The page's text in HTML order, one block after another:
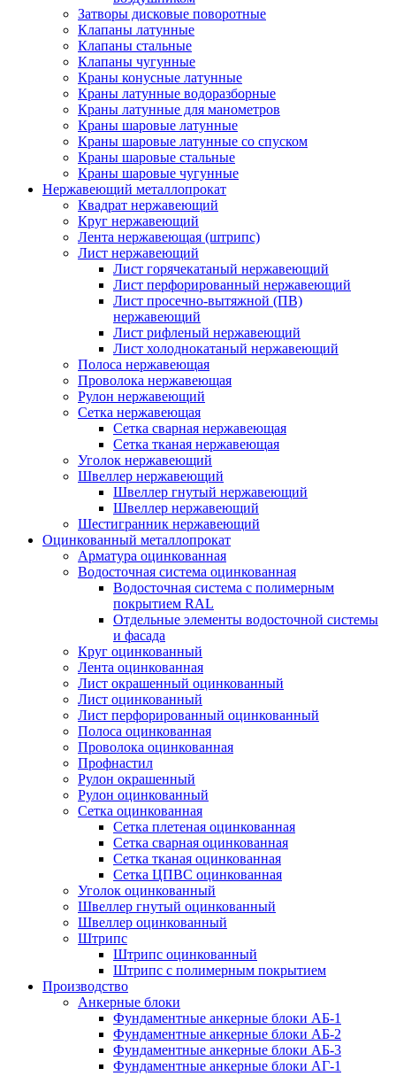
Затворы дисковые поворотные
Клапаны латунные
Клапаны стальные
Клапаны чугунные
Краны конусные латунные
Краны латунные водоразборные
Краны латунные для манометров
Краны шаровые латунные
Краны шаровые латунные со спуском
Краны шаровые стальные
Краны шаровые чугунные
Нержавеющий металлопрокат
Квадрат нержавеющий
Круг нержавеющий
Лента нержавеющая (штрипс)
Лист нержавеющий
Лист горячекатаный нержавеющий
Лист перфорированный нержавеющий
Лист просечно-вытяжной (ПВ)
нержавеющий
Лист рифленый нержавеющий
Лист холоднокатаный нержавеющий
Полоса нержавеющая
Проволока нержавеющая
Рулон нержавеющий
Сетка нержавеющая
Сетка сварная нержавеющая
Сетка тканая нержавеющая
Уголок нержавеющий
Швеллер нержавеющий
Швеллер гнутый нержавеющий
Швеллер нержавеющий
Шестигранник нержавеющий
Оцинкованный металлопрокат
Арматура оцинкованная
Водосточная система оцинкованная
Водосточная система с полимерным
покрытием RAL
Отдельные элементы водосточной системы
и фасада
Круг оцинкованный
Лента оцинкованная
Лист окрашенный оцинкованный
Лист оцинкованный
Лист перфорированный оцинкованный
Полоса оцинкованная
Проволока оцинкованная
Профнастил
Рулон окрашенный
Рулон оцинкованный
Сетка оцинкованная
Сетка плетеная оцинкованная
Сетка сварная оцинкованная
Сетка тканая оцинкованная
Сетка ЦПВС оцинкованная
Уголок оцинкованный
Швеллер гнутый оцинкованный
Швеллер оцинкованный
Штрипс
Штрипс оцинкованный
Штрипс с полимерным покрытием
Производство
Анкерные блоки
Фундаментные анкерные блоки АБ-1
Фундаментные анкерные блоки АБ-2
Фундаментные анкерные блоки АБ-3
Фундаментные анкерные блоки АГ-1